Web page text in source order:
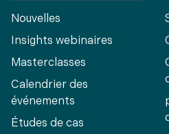
Nouvelles
Insights webinaires
Masterclasses
Calendrier des
événements
Études de cas